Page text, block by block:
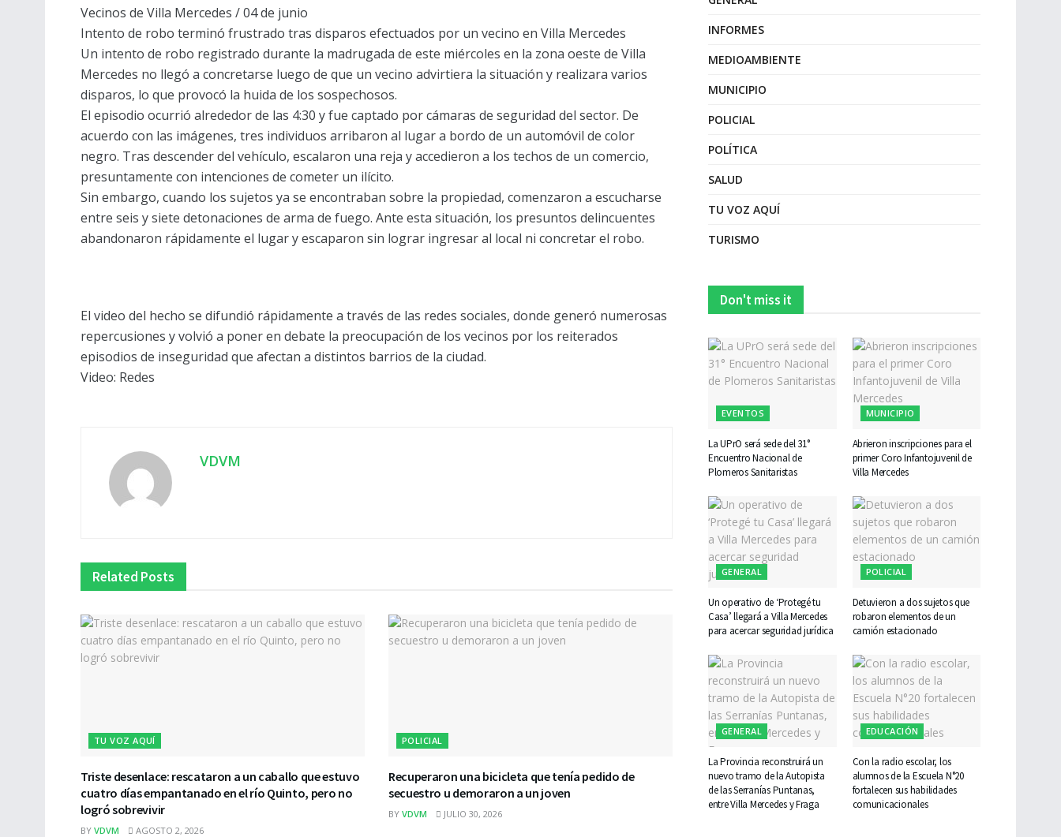
Vecinos de Villa Mercedes / 04 de junio
Intento de robo terminó frustrado tras disparos efectuados por un vecino en Villa Mercedes
Un intento de robo registrado durante la madrugada de este miércoles en la zona oeste de Villa
Mercedes no llegó a concretarse luego de que un vecino advirtiera la situación y realizara varios
disparos, lo que provocó la huida de los sospechosos.
El episodio ocurrió alrededor de las 4:30 y fue captado por cámaras de seguridad del sector. De
acuerdo con las imágenes, tres individuos arribaron al lugar a bordo de un automóvil de color
negro. Tras descender del vehículo, escalaron una reja y accedieron a los techos de un comercio,
presuntamente con intenciones de cometer un ilícito.
Sin embargo, cuando los sujetos ya se encontraban sobre la propiedad, comenzaron a escucharse
entre seis y siete detonaciones de arma de fuego. Ante esta situación, los presuntos delincuentes
abandonaron rápidamente el lugar y escaparon sin lograr ingresar al local ni concretar el robo.
El video del hecho se difundió rápidamente a través de las redes sociales, donde generó numerosas
repercusiones y volvió a poner en debate la preocupación de los vecinos por los reiterados
episodios de inseguridad que afectan a distintos barrios de la ciudad.
Video: Redes
VDVM
Related Posts
TU VOZ AQUÍ
Triste desenlace: rescataron a un caballo que estuvo
cuatro días empantanado en el río Quinto, pero no
logró sobrevivir
BY VDVM AGOSTO 2, 2026
POLICIAL
Recuperaron una bicicleta que tenía pedido de
secuestro u demoraron a un joven
BY VDVM JULIO 30, 2026
INFORMES
MEDIOAMBIENTE
MUNICIPIO
POLICIAL
POLÍTICA
SALUD
TU VOZ AQUÍ
TURISMO
Don't miss it
EVENTOS
La UPrO será sede del 31°
Encuentro Nacional de
Plomeros Sanitaristas
MUNICIPIO
Abrieron inscripciones para el
primer Coro Infantojuvenil de
Villa Mercedes
GENERAL
Un operativo de ‘Protegé tu
Casa’ llegará a Villa Mercedes
para acercar seguridad jurídica
POLICIAL
Detuvieron a dos sujetos que
robaron elementos de un
camión estacionado
GENERAL
La Provincia reconstruirá un
nuevo tramo de la Autopista
de las Serranías Puntanas,
entre Villa Mercedes y Fraga
EDUCACIÓN
Con la radio escolar, los
alumnos de la Escuela N°20
fortalecen sus habilidades
comunicacionales